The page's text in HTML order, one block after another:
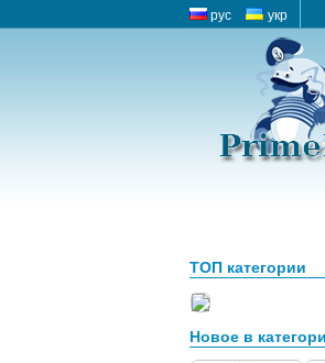
рус укр
ТОП категории
Новое в